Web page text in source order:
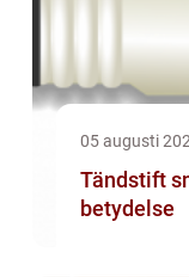
05 augusti
Tändstift små komponenter med stor
betydelse